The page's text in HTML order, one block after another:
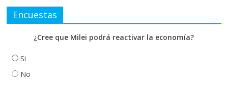
Encuestas
¿Cree que Milei podrá reactivar la economía?
Si
No